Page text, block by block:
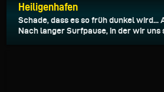
Heiligenhafen
Schade, dass es so früh dunkel wird...
Nach langer Surfpause, in der wir uns